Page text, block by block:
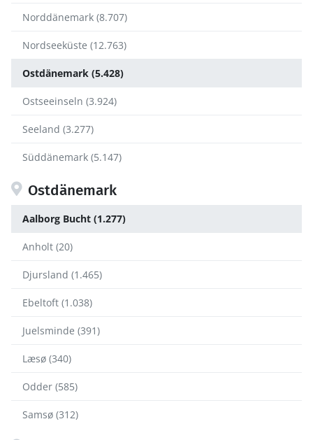
Norddänemark (8.707)
Nordseeküste (12.763)
Ostdänemark (5.428)
Ostseeinseln (3.924)
Seeland (3.277)
Süddänemark (5.147)
Ostdänemark
Aalborg Bucht (1.277)
Anholt (20)
Djursland (1.465)
Ebeltoft (1.038)
Juelsminde (391)
Læsø (340)
Odder (585)
Samsø (312)